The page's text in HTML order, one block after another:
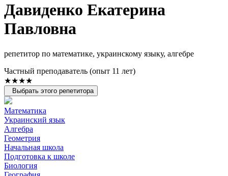
Давиденко Екатерина
Павловна
репетитор по математике, украинскому языку, алгебре
Частный преподаватель (опыт 11 лет)
★★★★
Выбрать этого репетитора
Математика
Украинский язык
Алгебра
Геометрия
Начальная школа
Подготовка к школе
Биология